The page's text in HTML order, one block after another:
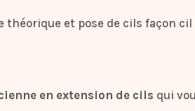
et pose de cils façon
en extension de cils qui